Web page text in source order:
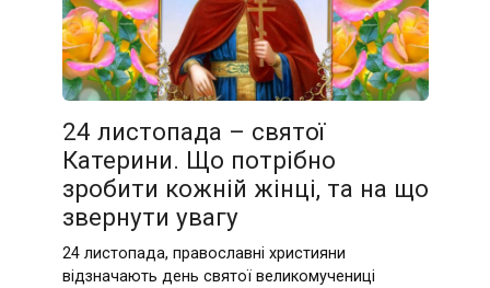
24 листопада – святої
Катерини. Що потрібно
зробити кожній жінці, та на що
звернути увагу
24 листопада, православні християни
відзначають день святої великомучениці